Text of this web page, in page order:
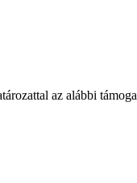
az alábbi